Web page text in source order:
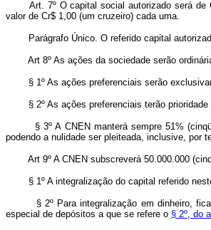
Art. 7º O capital social autorizado será de
valor de Cr$ 1,00 (um cruzeiro) cada uma.
Parágrafo Único. O referido capital
Art 8º As ações da sociedade serão
§ 1º As ações preferenciais serão
§ 2º As ações preferenciais terão prioridade
§ 3º A CNEN manterá sempre 51%
podendo a nulidade ser pleiteada, inclusive, por
Art 9º A CNEN subscreverá 50.000.000
§ 1º A integralização do capital referido neste
§ 2º Para integralização em dinheiro, fica o
especial de depósitos a que se refere o § 2º, do